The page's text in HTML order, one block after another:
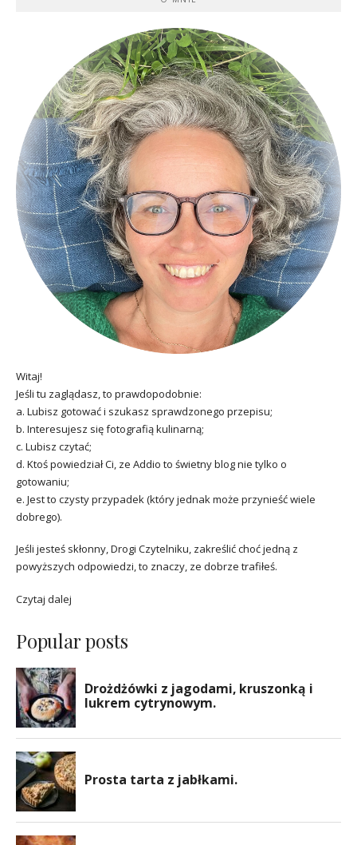
Witaj!
Jeśli tu zaglądasz, to prawdopodobnie:
a. Lubisz gotować i szukasz sprawdzonego przepisu;
b. Interesujesz się fotografią kulinarną;
c. Lubisz czytać;
d. Ktoś powiedział Ci, ze Addio to świetny blog nie tylko o
gotowaniu;
e. Jest to czysty przypadek (który jednak może przynieść wiele
dobrego).
Jeśli jesteś skłonny, Drogi Czytelniku, zakreślić choć jedną z
powyższych odpowiedzi, to znaczy, ze dobrze trafiłeś.
Czytaj dalej
Popular posts